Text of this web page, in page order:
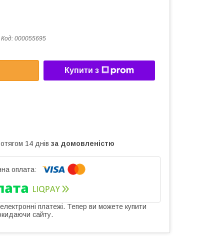
Код: 000055695
Купити з
14 днів за домовленістю
платежі. Тепер ви можете купити
сайту.